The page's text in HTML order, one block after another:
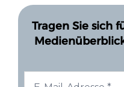
Tragen Sie sich